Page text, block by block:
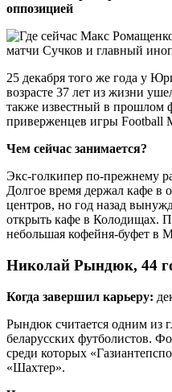
оппозицией
25 декабря того же года у
возрасте 37 лет из жизни
также известный в прошлом
приверженцев игры Football
Чем сейчас занимается?
Экс-голкипер по-прежнему
Долгое время держал кафе в
центров, но год назад
открыть кафе в Колодищах.
небольшая кофейня-буфет в
Николай Рындюк, 44
Когда завершил карьеру:
Рындюк считается одним из
беларусских футболистов.
среди которых
«Шахтер».